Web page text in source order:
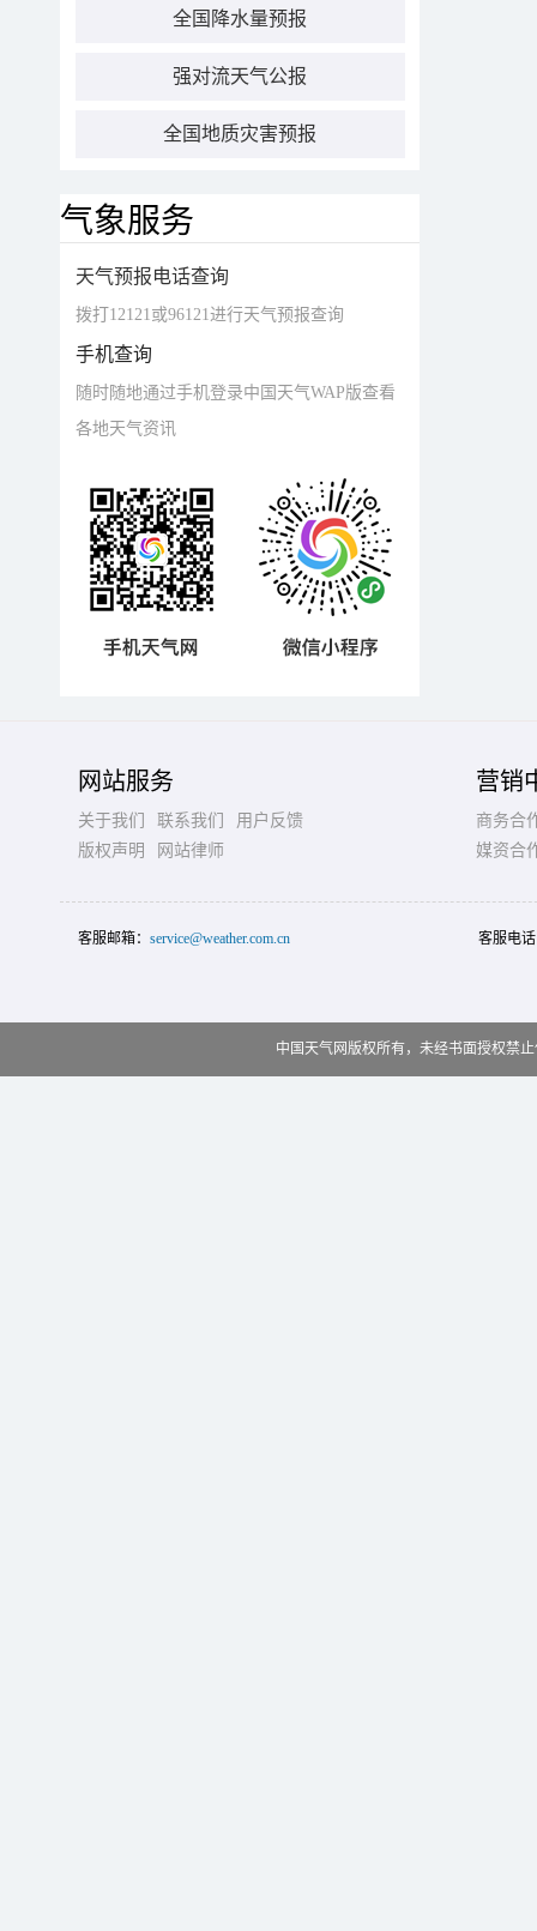
全国降水量预报
强对流天气公报
全国地质灾害预报
气象服务
天气预报电话查询
拨打12121或96121进行天气预报查询
手机查询
随时随地通过手机登录中国天气WAP版查看
各地天气资讯
网站服务
关于我们 联系我们
用户反馈
版权声明
网站律师
营销
商务合
媒资合
客服邮箱： service@weather.com.cn 客服电
中国天气网版权所有，未经书面授权